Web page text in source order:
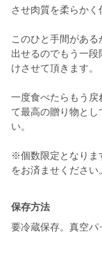
させ肉質を柔らかく
このひと手間があ
出せるのでもう一
けさせて頂きます。
一度食べたらもう戻
て最高の贈り物と
い。
※個数限定となりま
保存方法
要冷蔵保存。真空パ